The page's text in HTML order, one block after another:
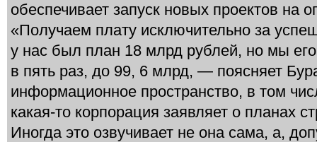
обеспечивает запуск новых проектов на
«Получаем плату исключительно за
у нас был план 18 млрд рублей, но мы
в пять раз, до 99, 6 млрд, — поясняет
информационное пространство, в том
какая-то корпорация заявляет о планах
Иногда это озвучивает не она сама, а,